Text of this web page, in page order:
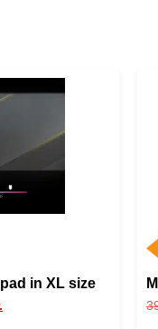
in XL size